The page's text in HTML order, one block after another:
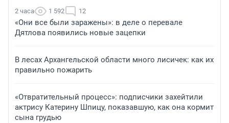
2 часа 1 592 12
«Они все были заражены»: в деле о перевале
Дятлова появились новые зацепки
В лесах Архангельской области много лисичек: как их
правильно пожарить
«Отвратительный процесс»: подписчики захейтили
актрису Катерину Шпицу, показавшую, как она кормит
сына грудью